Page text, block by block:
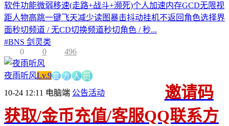
软件功能微弱移速(走路+战斗+濒死)个人加速内存GCD无限视
距人物高跳一键飞天减少读图暴击抖动挂机不返回角色选择界
面秒切频道 / 无CD切换频道秒切角色 / 秒...
#BNS 剑灵类
0
0 496
夜雨听风Lv.9官方人 员
10-24 12:11 电脑端 公告活动
邀请码
获取/金币充值/客服QQ联系方